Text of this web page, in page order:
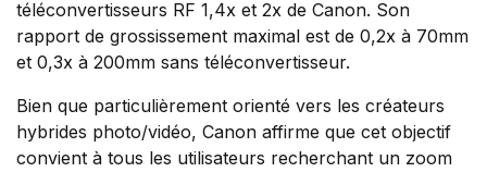
téléconvertisseurs RF 1,4x et 2x de Canon. Son
rapport de grossissement maximal est de 0,2x à 70mm
et 0,3x à 200mm sans téléconvertisseur.
Bien que particulièrement orienté vers les créateurs
hybrides photo/vidéo, Canon affirme que cet objectif
convient à tous les utilisateurs recherchant un zoom